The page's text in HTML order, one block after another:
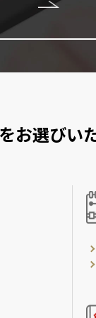
お選びい